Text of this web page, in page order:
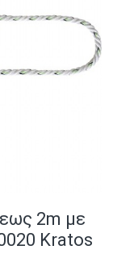
2m με
Kratos